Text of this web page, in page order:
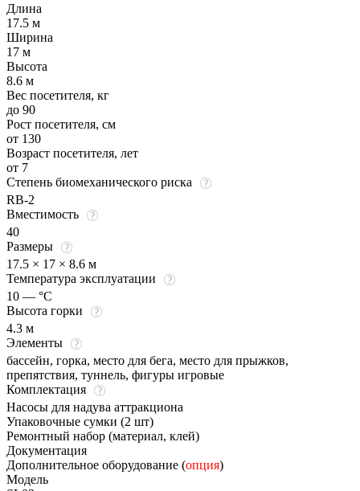
Длина
17.5 м
Ширина
17 м
Высота
8.6 м
Вес посетителя, кг
до 90
Рост посетителя, см
от 130
Возраст посетителя, лет
от 7
Степень биомеханического риска
RB-2
Вместимость
40
Размеры
17.5 × 17 × 8.6 м
Температура эксплуатации
10 — °C
Высота горки
4.3 м
Элементы
бассейн, горка, место для бега, место для прыжков,
препятствия, туннель, фигуры игровые
Комплектация
Насосы для надува аттракциона
Упаковочные сумки (2 шт)
Ремонтный набор (материал, клей)
Документация
Дополнительное оборудование (опция)
Модель